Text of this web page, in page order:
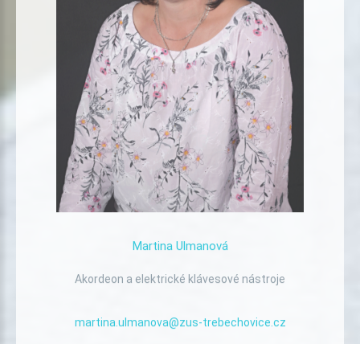
Martina Ulmanová
Akordeon a elektrické klávesové nástroje
martina.ulmanova@zus-trebechovice.cz